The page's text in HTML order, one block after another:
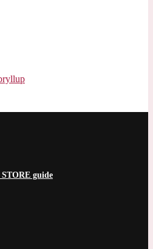
STORE guide